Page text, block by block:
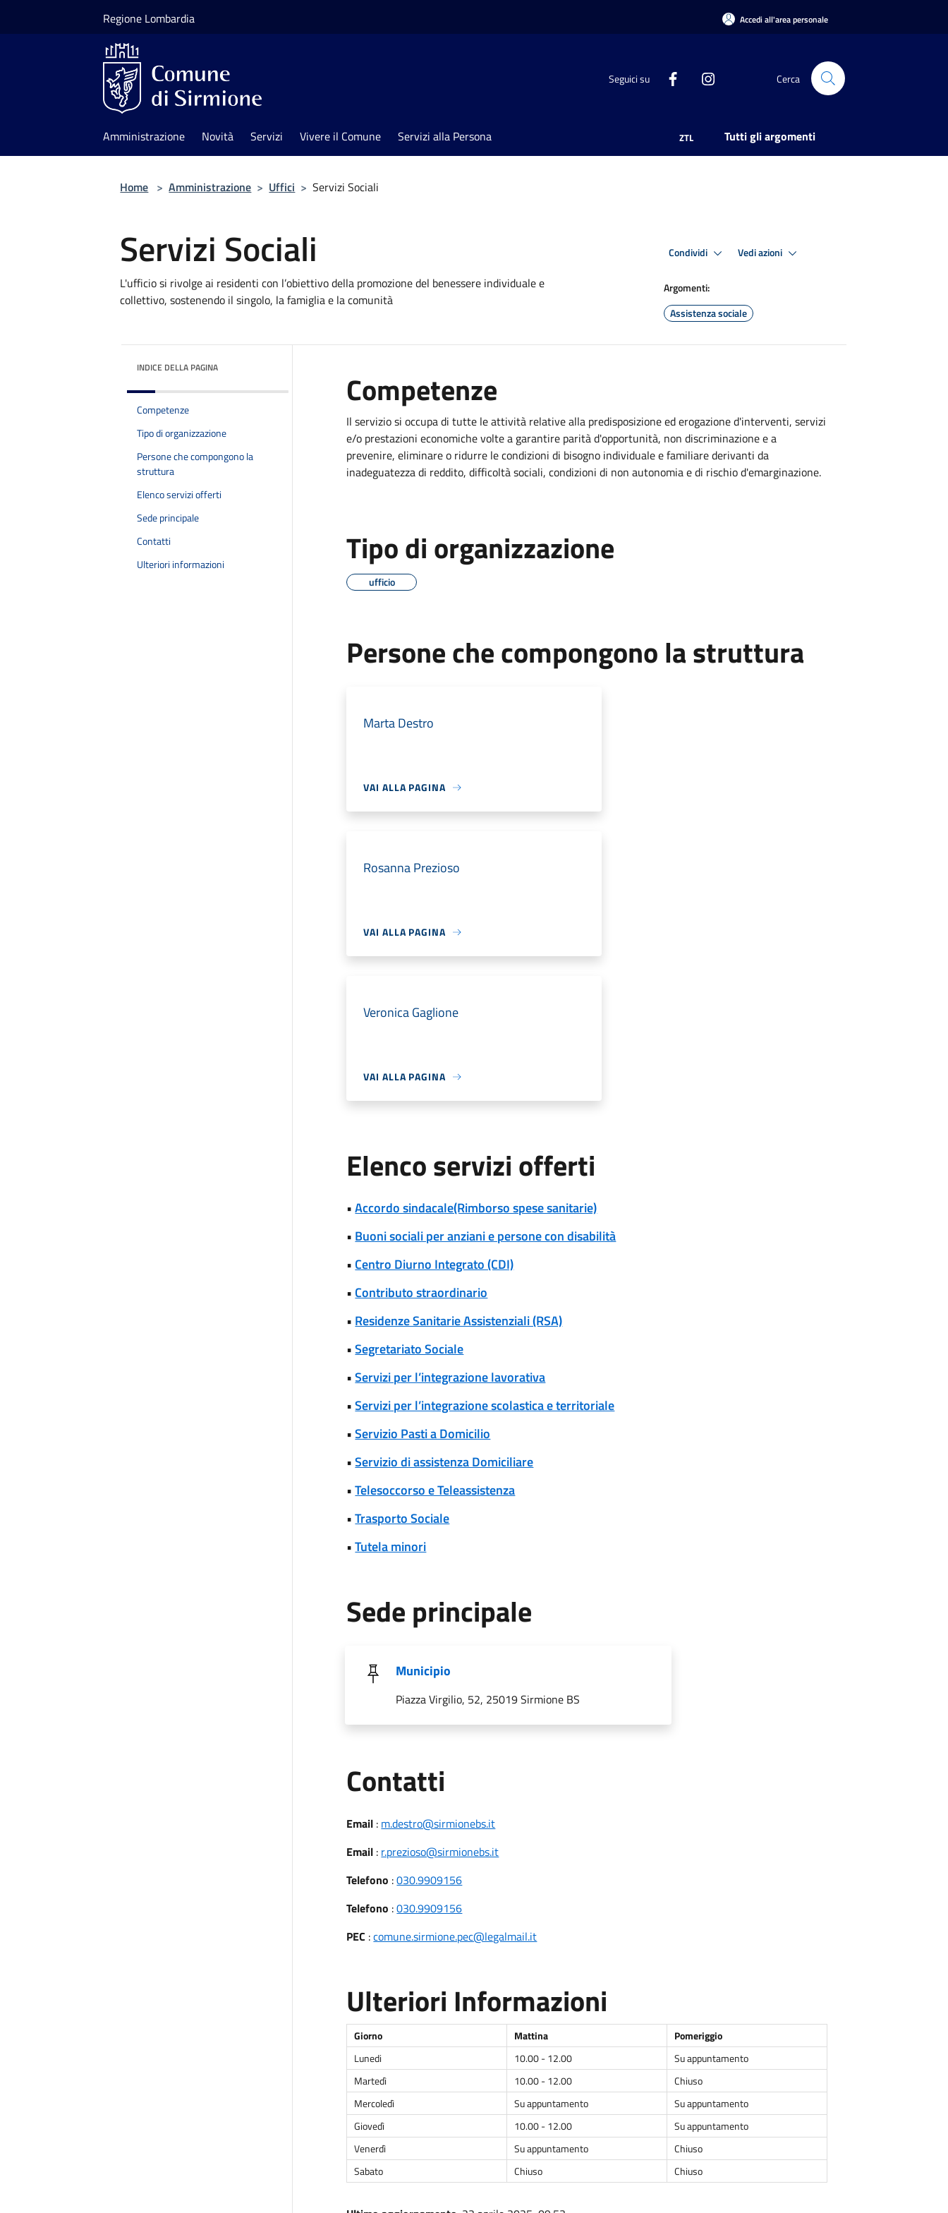
Regione Lombardia Accedi all'area personale
Seguici su Cerca
Amministrazione Novità Servizi Vivere il Comune Servizi alla Persona ZTL Tutti gli argomenti
Home > Amministrazione > Uffici > Servizi Sociali
Servizi Sociali
L'ufficio si rivolge ai residenti con l’obiettivo della promozione del benessere individuale e
collettivo, sostenendo il singolo, la famiglia e la comunità
Condividi Vedi azioni
Argomenti:
Assistenza sociale
INDICE DELLA PAGINA
Competenze
Tipo di organizzazione
Persone che compongono la
struttura
Elenco servizi offerti
Sede principale
Contatti
Ulteriori informazioni
Competenze
Il servizio si occupa di tutte le attività relative alla predisposizione ed erogazione d'interventi, servizi
e/o prestazioni economiche volte a garantire parità d'opportunità, non discriminazione e a
prevenire, eliminare o ridurre le condizioni di bisogno individuale e familiare derivanti da
inadeguatezza di reddito, difficoltà sociali, condizioni di non autonomia e di rischio d'emarginazione.
Tipo di organizzazione
ufficio
Persone che compongono la struttura
Marta Destro
VAI ALLA PAGINA
Rosanna Prezioso
VAI ALLA PAGINA
Veronica Gaglione
VAI ALLA PAGINA
Elenco servizi offerti
•Accordo sindacale(Rimborso spese sanitarie)
• Buoni sociali per anziani e persone con disabilità
• Centro Diurno Integrato (CDI)
• Contributo straordinario
• Residenze Sanitarie Assistenziali (RSA)
•Segretariato Sociale
•Servizi per l’integrazione lavorativa
•Servizi per l’integrazione scolastica e territoriale
•Servizio Pasti a Domicilio
•Servizio di assistenza Domiciliare
•Telesoccorso e Teleassistenza
•Trasporto Sociale
•Tutela minori
Sede principale
Municipio
Piazza Virgilio, 52, 25019 Sirmione BS
Contatti
Email : m.destro@sirmionebs.it
Email : r.prezioso@sirmionebs.it
Telefono :030.9909156
Telefono :030.9909156
PEC :comune.sirmione.pec@legalmail.it
Ulteriori Informazioni
Giorno Mattina
Pomeriggio
Lunedi
10.00 - 12.00
Su appuntamento
Martedì
10.00 - 12.00
Chiuso
Mercoledì
Su appuntamento
Su appuntamento
Giovedì
10.00 - 12.00
Su appuntamento
Venerdì
Su appuntamento
Chiuso
Sabato
Chiuso Chiuso